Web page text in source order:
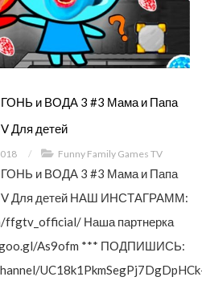
и ВОДА 3 #3 Мама и Папа
Для детей
/ Funny Family Games TV
и ВОДА 3 #3 Мама и Папа
Для детей НАШ ИНСТАГРАММ:
ffgtv_official/ Наша партнерка
goo.gl/As9ofm *** ПОДПИШИСЬ: